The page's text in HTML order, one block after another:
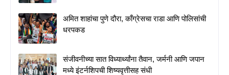
अमित शाहांचा पुणे दौरा, काँग्रेसचा राडा आणि पोलिसांची
धरपकड
संजीवनीच्या सात विध्यार्थ्यांना तैवान, जर्मनी आणि जपान
मध्ये इंटर्नशिपची शिष्यवृत्तीसह संधी